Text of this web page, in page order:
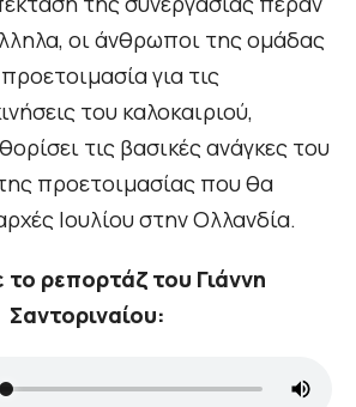
οι άνθρωποι της ομάδας
για τις
του καλοκαιριού,
τις βασικές ανάγκες του
προετοιμασίας που θα
Ιουλίου στην Ολλανδία.
ρεπορτάζ του Γιάννη
Σαντοριναίου: